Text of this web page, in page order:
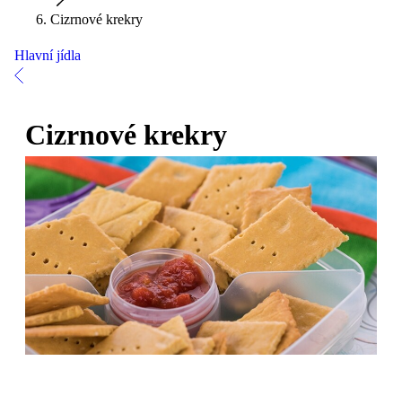
Cizrnové krekry
Hlavní jídla
Cizrnové krekry